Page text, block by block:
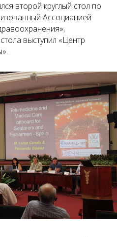
второй круглый стол по
Ассоциацией
выступил «Центр